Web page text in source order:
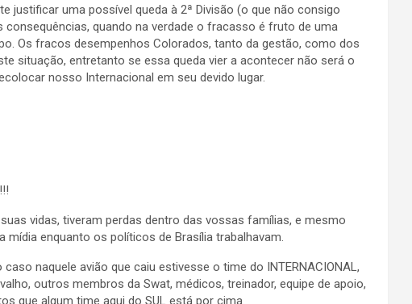
justificar uma possível queda à 2ª Divisão (o que não consigo
quando na verdade o fracasso é fruto de uma
Os fracos desempenhos Colorados, tanto da gestão, como dos
situação, entretanto se essa queda vier a acontecer não será o
nosso Internacional em seu devido lugar.
vidas, tiveram perdas dentro das vossas famílias, e mesmo
enquanto os políticos de Brasília trabalhavam.
naquele avião que caiu estivesse o time do INTERNACIONAL,
outros membros da Swat, médicos, treinador, equipe de apoio,
que algum time aqui do SUL está por cima.